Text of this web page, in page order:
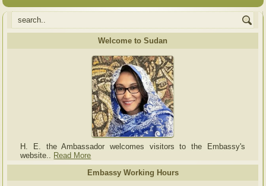
Welcome to Sudan
H. E. the Ambassador welcomes visitors to the Embassy's
website..
Read More
Embassy Working Hours